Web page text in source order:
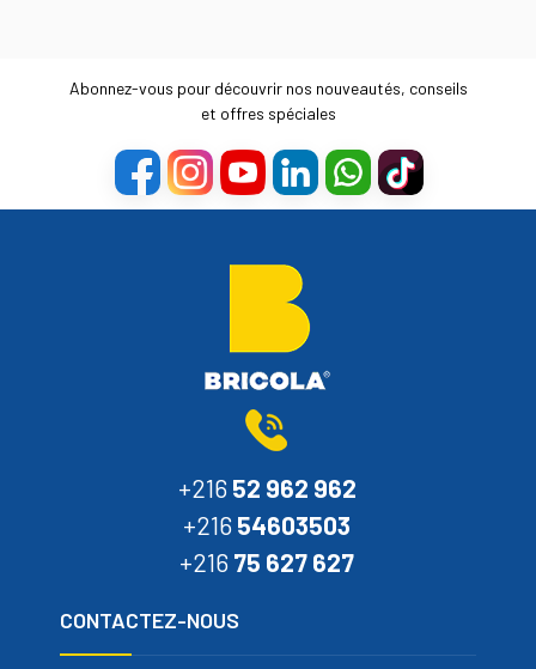
Abonnez-vous pour découvrir nos nouveautés, conseils
et offres spéciales
+216 52 962 962
+216 54603503
+216 75 627 627
CONTACTEZ-NOUS